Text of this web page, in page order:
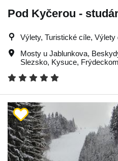
Pod Kyčerou -
Výlety, Turistické cíle,
Mosty u Jablunkova,
Slezsko, Kysuce,